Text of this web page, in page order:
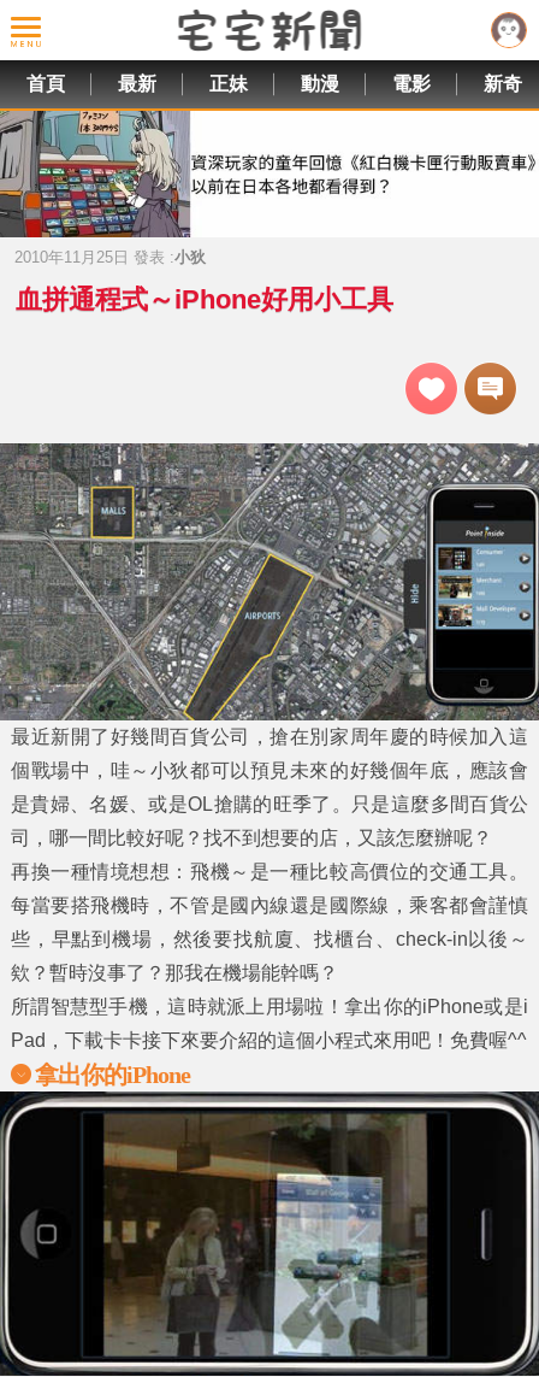
首頁 最新 正妹 動漫 電影 新奇
2010年11月25日 發表 :小狄
血拼通程式～iPhone好用小工具
最近新開了好幾間百貨公司，搶在別家周年慶的時候加入這
個戰場中，哇～小狄都可以預見未來的好幾個年底，應該會
是貴婦、名媛、或是OL搶購的旺季了。只是這麼多間百貨公
司，哪一間比較好呢？找不到想要的店，又該怎麼辦呢？
再換一種情境想想：飛機～是一種比較高價位的交通工具。
每當要搭飛機時，不管是國內線還是國際線，乘客都會謹慎
些，早點到機場，然後要找航廈、找櫃台、check-in以後～
欸？暫時沒事了？那我在機場能幹嗎？
所謂智慧型手機，這時就派上用場啦！拿出你的iPhone或是i
Pad，下載卡卡接下來要介紹的這個小程式來用吧！免費喔^^
拿出你的iPhone